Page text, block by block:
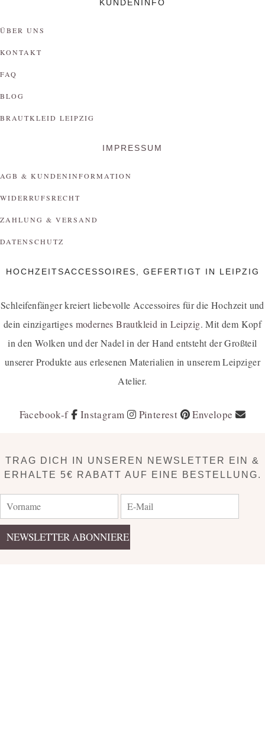
KUNDENINFO
ÜBER UNS
KONTAKT
FAQ
BLOG
BRAUTKLEID LEIPZIG
IMPRESSUM
AGB & KUNDENINFORMATION
WIDERRUFSRECHT
ZAHLUNG & VERSAND
DATENSCHUTZ
HOCHZEITSACCESSOIRES, GEFERTIGT IN LEIPZIG
Schleifenfänger kreiert liebevolle Accessoires für die Hochzeit und
dein einzigartiges modernes Brautkleid in Leipzig. Mit dem Kopf
in den Wolken und der Nadel in der Hand entsteht der Großteil
unserer Produkte aus erlesenen Materialien in unserem Leipziger
Atelier.
Facebook-f Instagram Pinterest Envelope
TRAG DICH IN UNSEREN NEWSLETTER EIN &
ERHALTE 5€ RABATT AUF EINE BESTELLUNG.